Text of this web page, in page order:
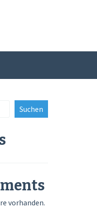
Suchen
vorhanden.